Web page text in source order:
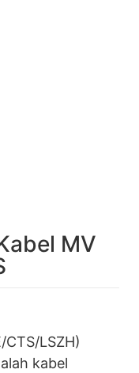
MV
CTS/LSZH)
kabel